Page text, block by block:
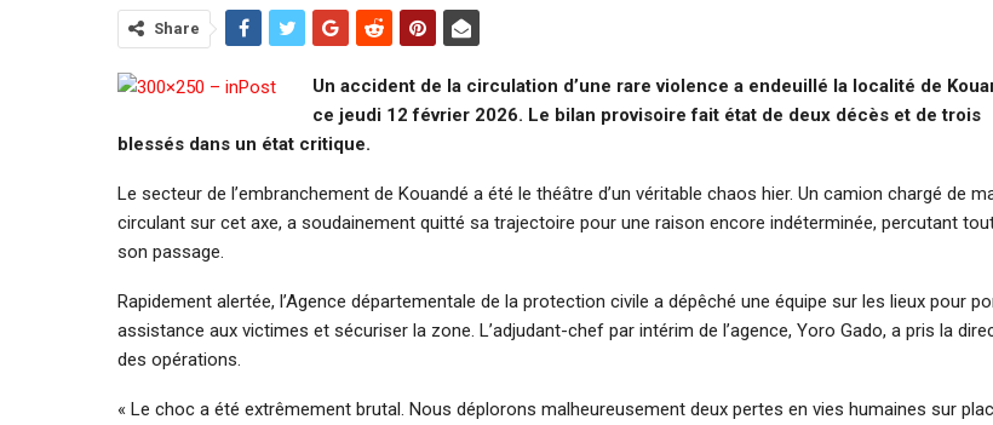
Share
Un accident de la circulation d’une rare violence a endeuillé la localité de
ce jeudi 12 février 2026. Le bilan provisoire fait état de deux décès et de trois
blessés dans un état critique.
Le secteur de l’embranchement de Kouandé a été le théâtre d’un véritable chaos hier. Un camion chargé de
circulant sur cet axe, a soudainement quitté sa trajectoire pour une raison encore indéterminée, percutant
son passage.
Rapidement alertée, l’Agence départementale de la protection civile a dépêché une équipe sur les lieux pour
assistance aux victimes et sécuriser la zone. L’adjudant-chef par intérim de l’agence, Yoro Gado, a pris la
des opérations.
« Le choc a été extrêmement brutal. Nous déplorons malheureusement deux pertes en vies humaines sur